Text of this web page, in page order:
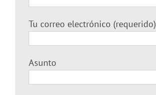
Tu correo electrónico (requerido)
Asunto